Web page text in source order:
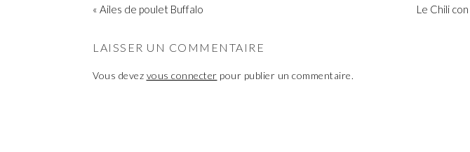
« Ailes de poulet Buffalo Le Chili
LAISSER UN COMMENTAIRE
Vous devez vous connecter pour publier un commentaire.